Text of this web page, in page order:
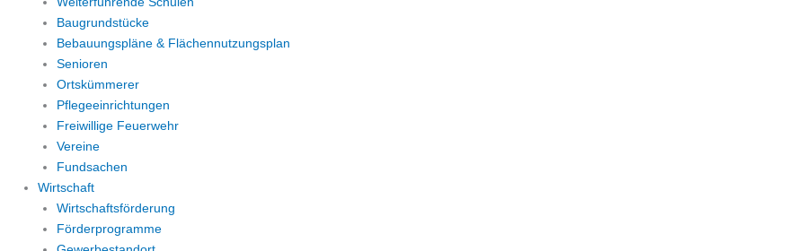
Baugrundstücke
Bebauungspläne & Flächennutzungsplan
Senioren
Ortskümmerer
Pflegeeinrichtungen
Freiwillige Feuerwehr
Vereine
Fundsachen
Wirtschaft
Wirtschaftsförderung
Förderprogramme